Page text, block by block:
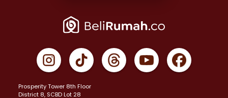
Properti Dijual di Jakarta Pusat >
Properti Dijual di Gambir >
Properti Dijual di Johar Baru >
Properti Dijual di Menteng >
Prosperity Tower 8th Floor
District 8, SCBD Lot 28